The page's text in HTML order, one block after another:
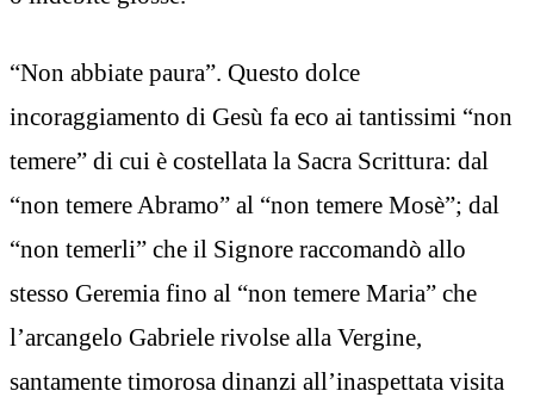
“Non abbiate paura”. Questo dolce
incoraggiamento di Gesù fa eco ai tantissimi “non
temere” di cui è costellata la Sacra Scrittura: dal
“non temere Abramo” al “non temere Mosè”; dal
“non temerli” che il Signore raccomandò allo
stesso Geremia fino al “non temere Maria” che
l’arcangelo Gabriele rivolse alla Vergine,
santamente timorosa dinanzi all’inaspettata visita